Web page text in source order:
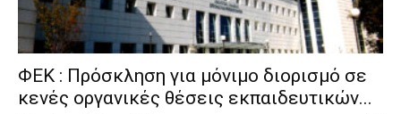
ΦΕΚ : Πρόσκληση για μόνιμο διορισμό σε
κενές οργανικές θέσεις εκπαιδευτικών...